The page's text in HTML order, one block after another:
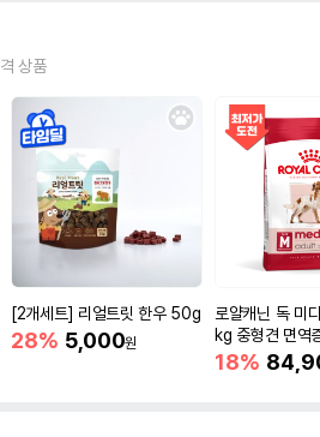
상품
[2개세트] 리얼트릿 한우 50g
28% 5,000원
로얄캐닌 독 미
kg 중형견 면역
18%